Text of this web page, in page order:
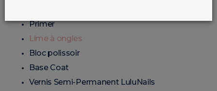
Primer
Lime à ongles
Bloc polissoir
Base Coat
Vernis Semi-Permanent LuluNails